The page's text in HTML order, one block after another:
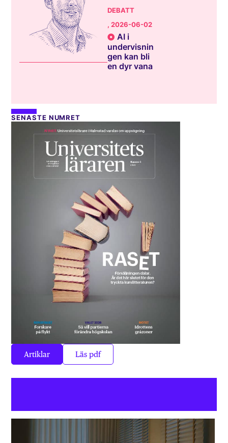
DEBATT
, 2026-06-02
AI i
undervisnin
gen kan bli
en dyr vana
SENASTE NUMRET
Artiklar Läs pdf